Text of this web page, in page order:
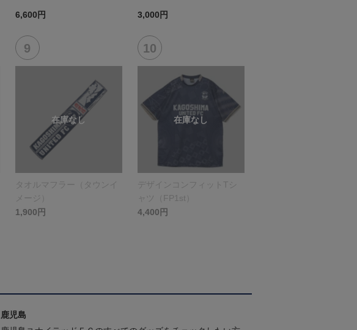
6,600円 3,000円
タオルマフラー（タウンイ
メージ）
1,900円
デザインコンフィットTシ
ャツ（FP1st）
4,400円
鹿児島